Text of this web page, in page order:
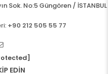
Sok. No:5 Güngören / İSTANBUL
+90 212 505 55 77
EDİN